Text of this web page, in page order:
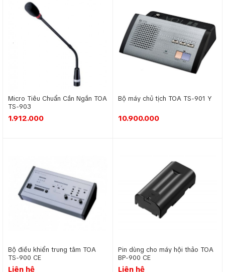
hội thảo với âm thanh chất lượng cao.
Có 3 nút chọn bỏ phiếu.
Khả năng hội nghị song ngữ.
Chức năng chống phản hồi âm được tích hợp sẵn trong
hệ thống để giảm thiểu hơn sự phản hồi của âm thanh.
Thiết kế phần cứng ổn định và phong cách.
Khi loa theo dõi được bật thì Micro trên máy chủ tịch/
máy đại biểu sẽ t ự động tắt để giảm phản hồi âm và
Micro Tiêu Chuẩn Cần Ngắn TOA
TS-903
1.912.000
Bộ máy chủ tịch TOA TS-901 Y
10.900.000
Bộ điều khiển trung tâm TOA
TS-900 CE
Liên hệ
Pin dùng cho máy hội thảo TOA
BP-900 CE
Liên hệ